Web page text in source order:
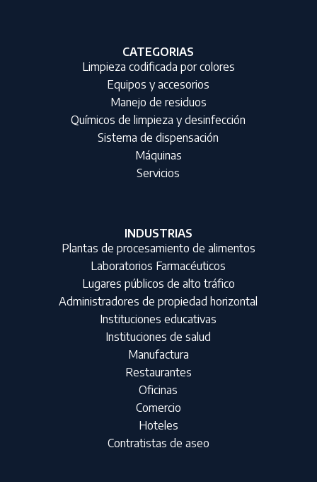
CATEGORIAS
Limpieza codificada por colores
Equipos y accesorios
Manejo de residuos
Químicos de limpieza y desinfección
Sistema de dispensación
Máquinas
Servicios
INDUSTRIAS
Plantas de procesamiento de alimentos
Laboratorios Farmacéuticos
Lugares públicos de alto tráfico
Administradores de propiedad horizontal
Instituciones educativas
Instituciones de salud
Manufactura
Restaurantes
Oficinas
Comercio
Hoteles
Contratistas de aseo